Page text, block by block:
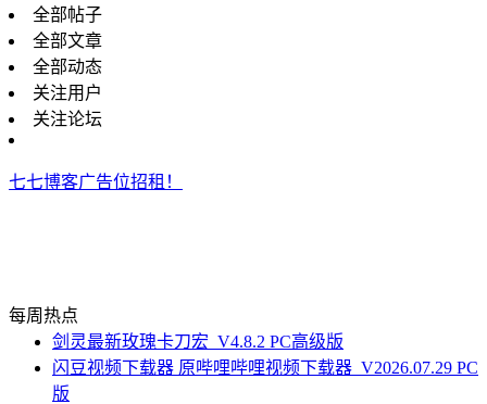
全部帖子
全部文章
全部动态
关注用户
关注论坛
七七博客广告位招租！
每周热点
剑灵最新玫瑰卡刀宏_V4.8.2 PC高级版
闪豆视频下载器 原哔哩哔哩视频下载器_V2026.07.29 PC
版